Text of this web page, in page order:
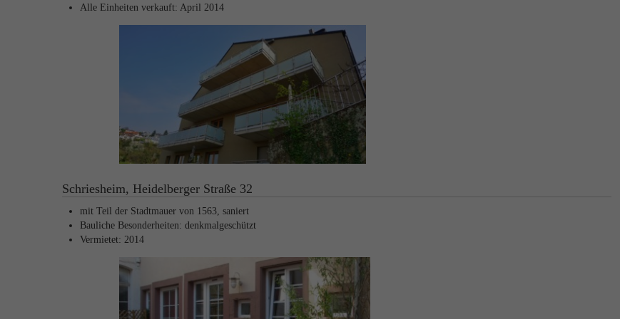
Alle Einheiten verkauft: April 2014
Schriesheim, Heidelberger Straße 32
mit Teil der Stadtmauer von 1563, saniert
Bauliche Besonderheiten: denkmalgeschützt
Vermietet: 2014